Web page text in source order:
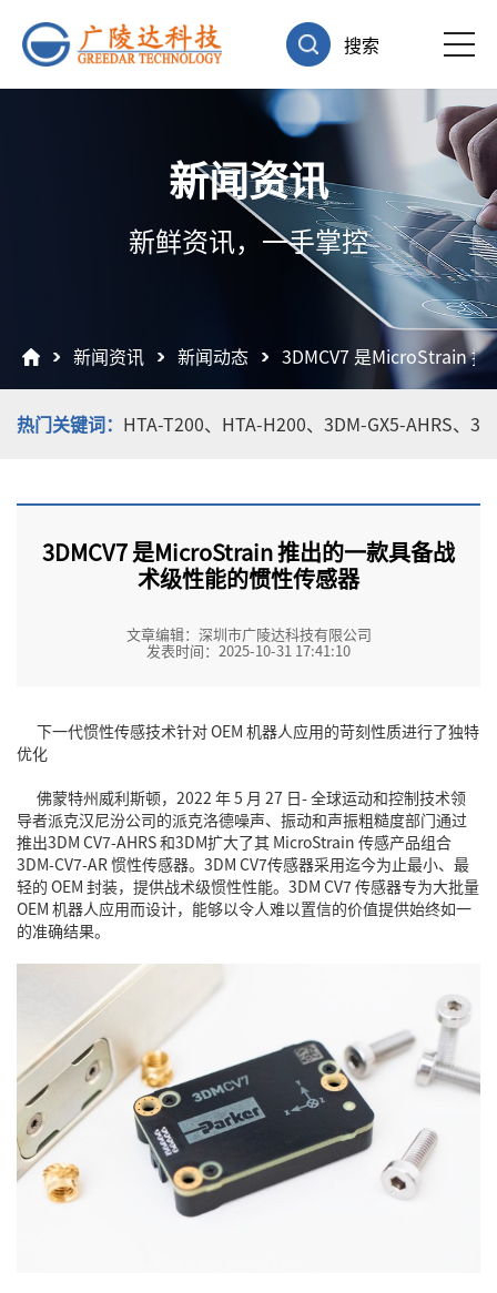
搜索
新闻资讯
新鲜资讯，一手掌控
新闻资讯 新闻动态 3DMCV7 是MicroStrain
热门关键词： HTA-T200、 HTA-H200、 3DM-GX5-AHRS、
3DMCV7 是MicroStrain 推出的一款具备战
术级性能的惯性传感器
文章编辑：深圳市广陵达科技有限公司
发表时间：2025-10-31 17:41:10
下一代惯性传感技术针对 OEM 机器人应用的苛刻性质进行了独特
优化
佛蒙特州威利斯顿，2022 年 5 月 27 日- 全球运动和控制技术领
导者派克汉尼汾公司的派克洛德噪声、振动和声振粗糙度部门通过
推出3DM CV7-AHRS和3DM扩大了其 MicroStrain 传感产品组合
3DM-CV7-AR 惯性传感器。3DM CV7传感器采用迄今为止最小、最
轻的 OEM 封装，提供战术级惯性性能。 3DM CV7 传感器专为大批量
OEM 机器人应用而设计，能够以令人难以置信的价值提供始终如一
的准确结果。